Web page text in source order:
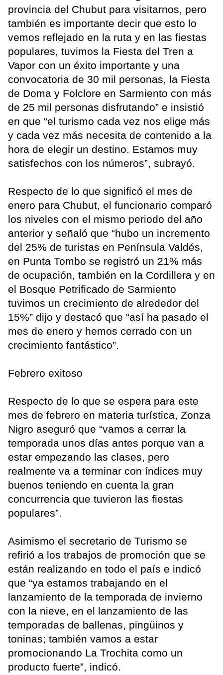
provincia del Chubut para visitarnos, pero
también es importante decir que esto lo
vemos reflejado en la ruta y en las fiestas
populares, tuvimos la Fiesta del Tren a
Vapor con un éxito importante y una
convocatoria de 30 mil personas, la Fiesta
de Doma y Folclore en Sarmiento con más
de 25 mil personas disfrutando” e insistió
en que “el turismo cada vez nos elige más
y cada vez más necesita de contenido a la
hora de elegir un destino. Estamos muy
satisfechos con los números”, subrayó.
Respecto de lo que significó el mes de
enero para Chubut, el funcionario comparó
los niveles con el mismo periodo del año
anterior y señaló que “hubo un incremento
del 25% de turistas en Península Valdés,
en Punta Tombo se registró un 21% más
de ocupación, también en la Cordillera y en
el Bosque Petrificado de Sarmiento
tuvimos un crecimiento de alrededor del
15%” dijo y destacó que “así ha pasado el
mes de enero y hemos cerrado con un
crecimiento fantástico”.
Febrero exitoso
Respecto de lo que se espera para este
mes de febrero en materia turística, Zonza
Nigro aseguró que “vamos a cerrar la
temporada unos días antes porque van a
estar empezando las clases, pero
realmente va a terminar con índices muy
buenos teniendo en cuenta la gran
concurrencia que tuvieron las fiestas
populares”.
Asimismo el secretario de Turismo se
refirió a los trabajos de promoción que se
están realizando en todo el país e indicó
que “ya estamos trabajando en el
lanzamiento de la temporada de invierno
con la nieve, en el lanzamiento de las
temporadas de ballenas, pingüinos y
toninas; también vamos a estar
promocionando La Trochita como un
producto fuerte”, indicó.